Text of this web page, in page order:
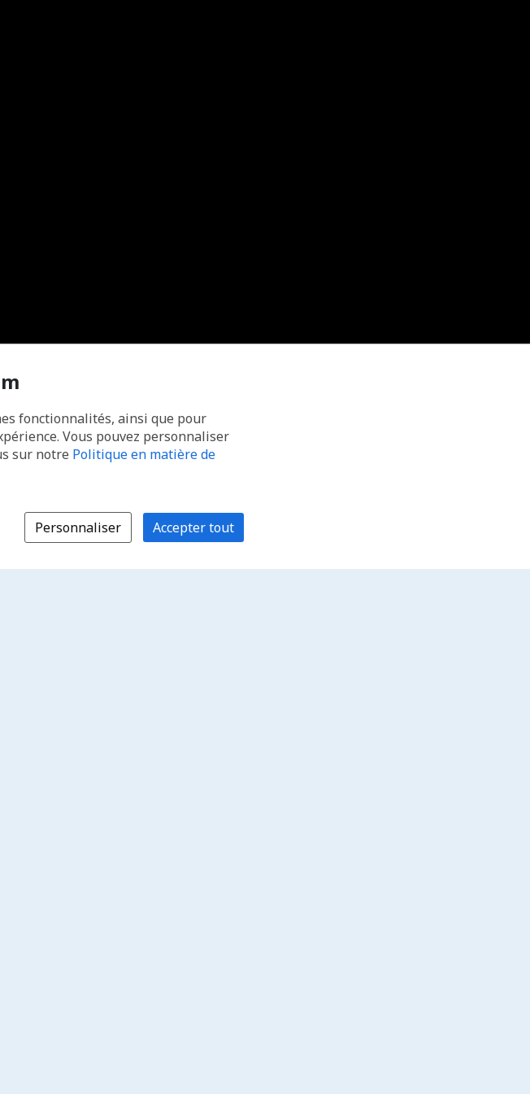
fonctionnalités, ainsi que pour
Vous pouvez personnaliser
sur notre Politique en matière de
Personnaliser Accepter tout